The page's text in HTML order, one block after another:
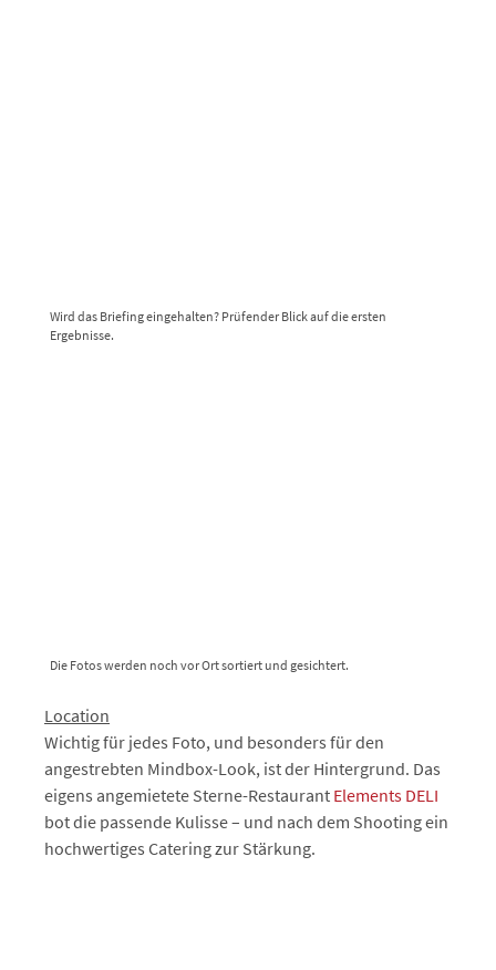
Wird das Briefing eingehalten? Prüfender Blick auf die ersten
Ergebnisse.
Die Fotos werden noch vor Ort sortiert und gesichtert.
Location
Wichtig für jedes Foto, und besonders für den
angestrebten Mindbox-Look, ist der Hintergrund. Das
eigens angemietete Sterne-Restaurant Elements DELI
bot die passende Kulisse – und nach dem Shooting ein
hochwertiges Catering zur Stärkung.